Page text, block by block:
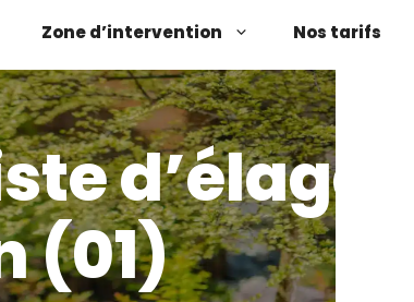
Zone d’intervention Nos tarifs
d’élagage
(01)